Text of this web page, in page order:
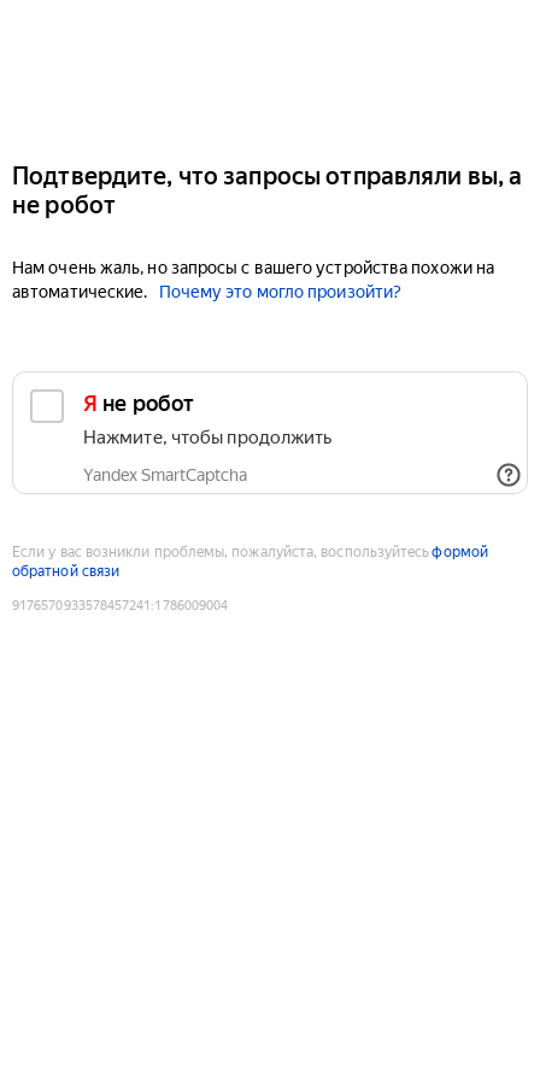
Подтвердите, что запросы отправляли вы, а
не робот
Нам очень жаль, но запросы с вашего устройства похожи на
автоматические.
Почему это могло произойти?
Я не робот
Нажмите, чтобы продолжить
Yandex SmartCaptcha
Если у вас возникли проблемы, пожалуйста, воспользуйтесьформой
обратной связи
9176570933578457241 :1786009004